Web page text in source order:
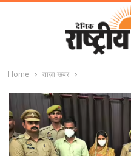
Home ताज़ा खबर